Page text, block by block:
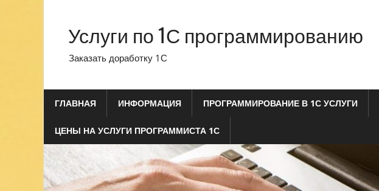
содержимому
Услуги по 1С программированию
Заказать доработку 1С
ГЛАВНАЯ ИНФОРМАЦИЯ ПРОГРАММИРОВАНИЕ В 1С УСЛУГИ
ЦЕНЫ НА УСЛУГИ ПРОГРАММИСТА 1С